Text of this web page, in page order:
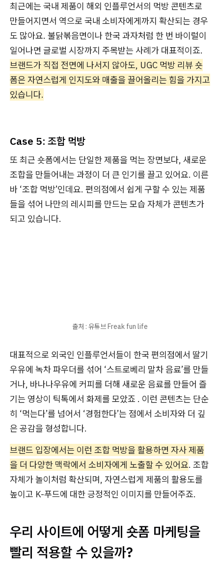
최근에는 국내 제품이 해외 인플루언서의 먹방 콘텐츠로
만들어지면서 역으로 국내 소비자에게까지 확산되는 경우
도 많아요. 불닭볶음면이나 한국 과자처럼 한 번 바이럴이
일어나면 글로벌 시장까지 주목받는 사례가 대표적이죠.
브랜드가 직접 전면에 나서지 않아도, UGC 먹방 리뷰 숏
폼은 자연스럽게 인지도와 매출을 끌어올리는 힘을 가지고
있습니다.
Case 5: 조합 먹방
또 최근 숏폼에서는 단일한 제품을 먹는 장면보다, 새로운
조합을 만들어내는 과정이 더 큰 인기를 끌고 있어요. 이른
바 ‘조합 먹방’인데요. 편의점에서 쉽게 구할 수 있는 제품
들을 섞어 나만의 레시피를 만드는 모습 자체가 콘텐츠가
되고 있습니다.
출처 : 유튜브 Freak fun life
대표적으로 외국인 인플루언서들이 한국 편의점에서 딸기
우유에 녹차 파우더를 섞어 ‘스트로베리 말차 음료’를 만들
거나, 바나나우유에 커피를 더해 새로운 음료를 만들어 즐
기는 영상이 틱톡에서 화제를 모았죠 . 이런 콘텐츠는 단순
히 ‘먹는다’를 넘어서 ‘경험한다’는 점에서 소비자와 더 깊
은 공감을 형성합니다.
브랜드 입장에서는 이런 조합 먹방을 활용하면 자사 제품
을 더 다양한 맥락에서 소비자에게 노출할 수 있어요. 조합
자체가 놀이처럼 확산되며, 자연스럽게 제품의 활용도를
높이고 K-푸드에 대한 긍정적인 이미지를 만들어주죠.
우리 사이트에 어떻게 숏폼 마케팅을
빨리 적용할 수 있을까?